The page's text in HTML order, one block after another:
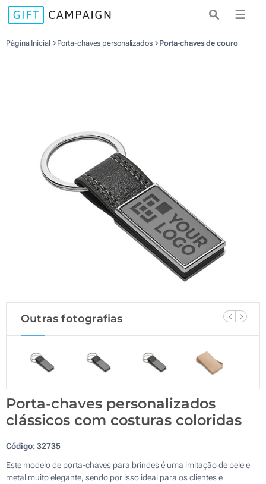
☰
Página Inicial Porta-chaves personalizados Porta-chaves de couro
Outras fotografias
Porta-chaves personalizados
clássicos com costuras coloridas
Código:32735
Este modelo de porta-chaves para brindes é uma imitação de pele e
metal muito elegante, sendo por isso ideal para os clientes e